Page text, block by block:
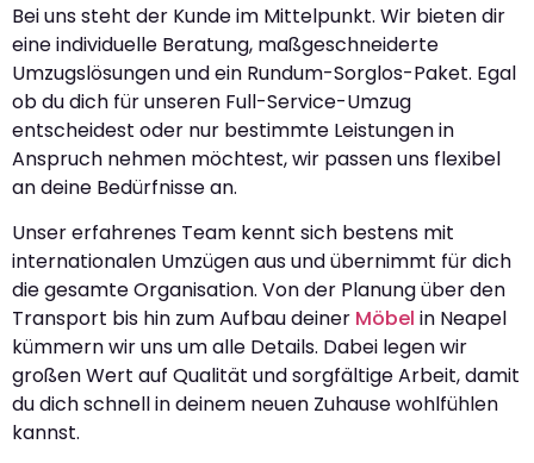
Bei uns steht der Kunde im Mittelpunkt. Wir bieten dir
eine individuelle Beratung, maßgeschneiderte
Umzugslösungen und ein Rundum-Sorglos-Paket. Egal
ob du dich für unseren Full-Service-Umzug
entscheidest oder nur bestimmte Leistungen in
Anspruch nehmen möchtest, wir passen uns flexibel
an deine Bedürfnisse an.
Unser erfahrenes Team kennt sich bestens mit
internationalen Umzügen aus und übernimmt für dich
die gesamte Organisation. Von der Planung über den
Transport bis hin zum Aufbau deiner Möbel in Neapel
kümmern wir uns um alle Details. Dabei legen wir
großen Wert auf Qualität und sorgfältige Arbeit, damit
du dich schnell in deinem neuen Zuhause wohlfühlen
kannst.